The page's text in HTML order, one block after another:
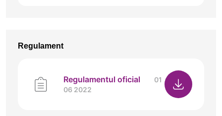
Regulament
Regulamentul oficial
01
06 2022